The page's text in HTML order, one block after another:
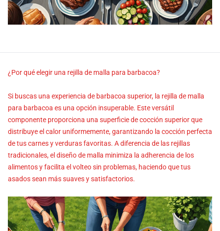
¿Por qué elegir una rejilla de malla para barbacoa?
Si buscas una experiencia de barbacoa superior, la rejilla de malla
para barbacoa es una opción insuperable. Este versátil
componente proporciona una superficie de cocción superior que
distribuye el calor uniformemente, garantizando la cocción perfecta
de tus carnes y verduras favoritas. A diferencia de las rejillas
tradicionales, el diseño de malla minimiza la adherencia de los
alimentos y facilita el volteo sin problemas, haciendo que tus
asados sean más suaves y satisfactorios.